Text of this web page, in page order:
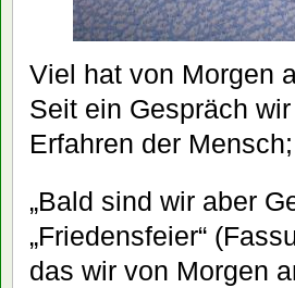
Viel hat von Morgen
Seit ein Gespräch
Erfahren der
„Bald sind wir aber
„Friedensfeier“
das wir von Morgen